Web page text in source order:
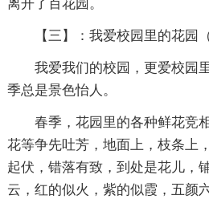
离开了百花园。
【三】：我爱校园里的花园
我爱我们的校园，更爱校园
季总是景色怡人。
春季，花园里的各种鲜花竞
花等争先吐芳，地面上，枝条上
起伏，错落有致，到处是花儿，
云，红的似火，紫的似霞，五颜